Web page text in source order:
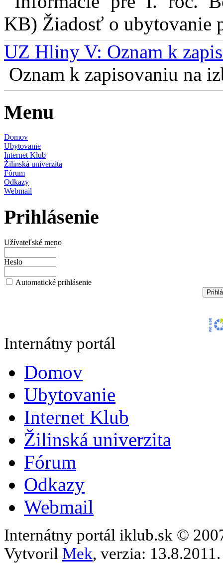
KB) Žiadosť o ubytovanie
UZ Hliny V: Oznam k
Oznam k zapisovaniu na
Menu
Domov
Ubytovanie
Internet Klub
Žilinská univerzita
Fórum
Odkazy
Webmail
Prihlásenie
Užívateľské meno
Heslo
Automatické prihlásenie
Internátny portál
Domov
Ubytovanie
Internet Klub
Žilinská univerzita
Fórum
Odkazy
Webmail
Internátny portál iklub.sk ©
Vytvoril Mek, verzia: 13.8.2011.